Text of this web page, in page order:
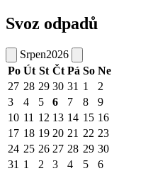
Svoz odpadů
Srpen2026
Po Út St Čt Pá So Ne
27 28 29 30 31 1
2
3
4 5 6 7 8
9
10 11 12 13 14 15 16
17 18 19 20 21 22 23
24 25 26 27 28 29 30
31 1 2 3 4 5
6